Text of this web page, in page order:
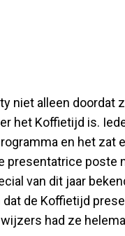
niet alleen doordat
het Koffietijd is.
en het zat
presentatrice
van dit jaar
de Koffietijd
had ze